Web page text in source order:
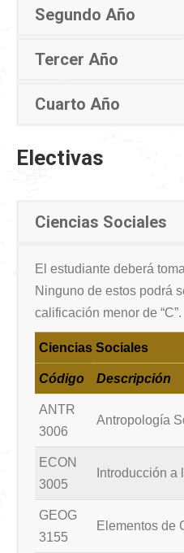
Segundo Año
Tercer Año
Cuarto Año
Electivas
Ciencias Sociales
El estudiante deberá
Ninguno de estos podrá
calificación menor de “C”.
Ciencias Sociales
Código Descripción
ANTR
3006
Antropología
ECON
3005
Introducción a
GEOG
3155
Elementos de